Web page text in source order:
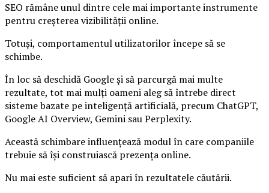
SEO rămâne unul dintre cele mai importante instrumente
pentru creșterea vizibilității online.
Totuși, comportamentul utilizatorilor începe să se
schimbe.
În loc să deschidă Google și să parcurgă mai multe
rezultate, tot mai mulți oameni aleg să întrebe direct
sisteme bazate pe inteligență artificială, precum ChatGPT,
Google AI Overview, Gemini sau Perplexity.
Această schimbare influențează modul în care companiile
trebuie să își construiască prezența online.
Nu mai este suficient să apari în rezultatele căutării.